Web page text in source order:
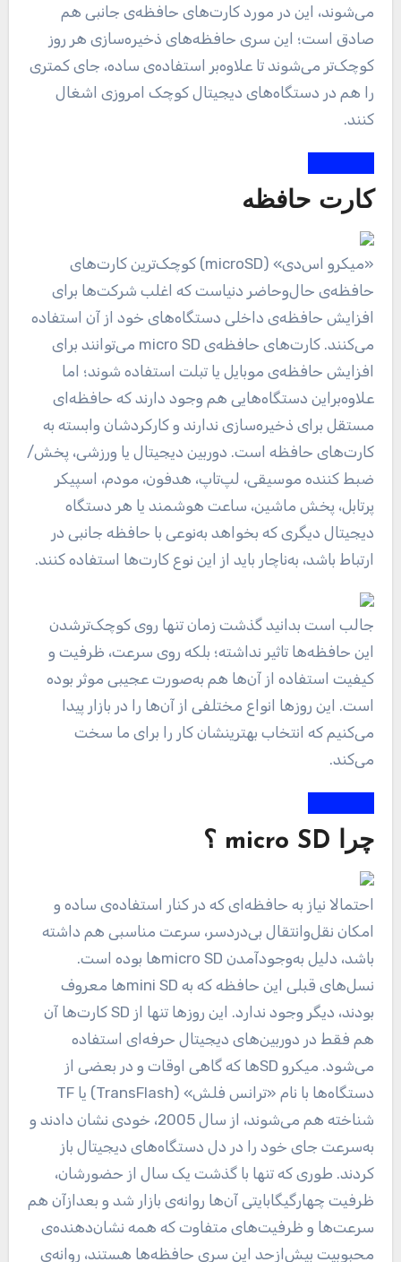
می‌شوند، این در مورد کارت‌های حافظه‌ی جانبی هم
صادق است؛ این سری حافظه‌های ذخیره‌سازی هر روز
کوچک‌تر می‌شوند تا علاوه‌بر استفاده‌ی ساده، جای کمتری
را هم در دستگاه‌های دیجیتال کوچک امروزی اشغال
کنند.
کارت حافظه
«میکرو اس‌دی» (microSD) کوچک‌ترین کارت‌های
حافظه‌ی حال‌و‌حاضر دنیاست که اغلب شرکت‌ها برای
افزایش حافظه‌‌ی داخلی دستگاه‌های خود از آن استفاده
می‌کنند. کارت‌های حافظه‌ی micro SD می‌توانند برای
افزایش حافظه‌ی موبایل یا تبلت استفاده شوند؛ اما
علاوه‌براین دستگاه‌هایی هم وجود دارند که حافظه‌ای
مستقل برای ذخیره‌سازی ندارند و کارکردشان وابسته به
کارت‌های حافظه است. دوربین‌ دیجیتال یا ورزشی، پخش/
ضبط کننده‌ موسیقی، لپ‌تاپ، هدفون‌، مودم‌، اسپیکر
پرتابل، پخش ماشین، ساعت‌ هوشمند یا هر دستگاه
دیجیتال دیگری که بخواهد به‌نوعی با حافظه جانبی در
ارتباط باشد، به‌ناچار باید از این نوع کارت‌ها استفاده کنند.
جالب است بدانید گذشت زمان تنها روی کوچک‌ترشدن
این حافظه‌ها تاثیر نداشته؛ بلکه روی سرعت، ظرفیت و
کیفیت استفاده از آن‌ها هم به‌صورت عجیبی موثر بوده
است. این روز‌ها انواع مختلفی از آن‌ها را در بازار پیدا
می‌کنیم که انتخاب بهترینشان کار را برای ‌ما سخت
می‌کند.
چرا micro SD ؟
احتمالا نیاز به حافظه‌ای که در کنار استفاده‌ی ساده و
امکان نقل‌و‌انتقال بی‌دردسر، سرعت مناسبی هم داشته
باشد، دلیل به‌وجودآمدن micro SD‌ها بوده است.
نسل‌های قبلی این حافظه‌ که به mini SDها معروف
بودند، دیگر وجود ندارد. این روز‌ها تنها از SD کارت‌ها آن
هم فقط در دوربین‌های دیجیتال حرفه‌ای استفاده
می‌شود. میکرو SD‌ها که گاهی اوقات و در بعضی از
دستگاه‌ها با نام «ترانس فلش» (TransFlash) یا TF
شناخته هم می‌شوند، از سال 2005، خودی نشان دادند و
به‌سرعت جای خود را در دل دستگا‌ه‌های دیجیتال باز
کردند. طوری که تنها با گذشت یک سال از حضورشان،
ظرفیت چهارگیگابایتی آن‌ها روانه‌ی بازار شد و بعدازآن هم
سرعت‌ها و ظرفیت‌های متفاوت که همه‌ نشان‌دهنده‌ی
محبوبیت بیش‌ازحد این سری حافظه‌ها هستند، روانه‌ی